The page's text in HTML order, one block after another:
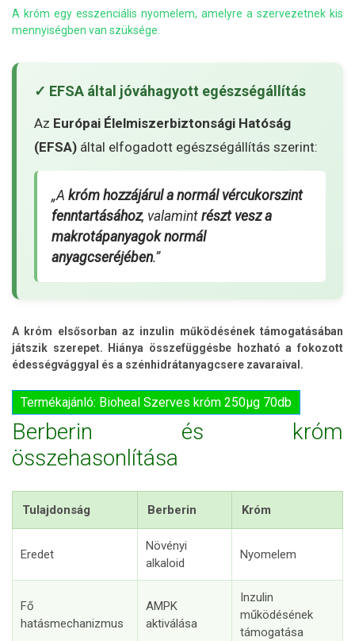
A króm egy esszenciális nyomelem, amelyre a szervezetnek kis
mennyiségben van szüksége.
✓ EFSA által jóváhagyott egészségállítás
Az Európai Élelmiszerbiztonsági Hatóság
(EFSA) által elfogadott egészségállítás szerint:
„A króm hozzájárul a normál vércukorszint
fenntartásához, valamint részt vesz a
makrotápanyagok normál
anyagcseréjében.”
A króm elsősorban az inzulin működésének támogatásában
játszik szerepet. Hiánya összefüggésbe hozható a fokozott
édességvággyal és a szénhidrátanyagcsere zavaraival.
Termékajánló: Bioheal Szerves króm 250µg 70db
Berberin és króm
összehasonlítása
Tulajdonság Berberin Króm
Eredet
Növényi
alkaloid
Nyomelem
Fő
hatásmechanizmus
AMPK
aktiválása
Inzulin
működésének
támogatása